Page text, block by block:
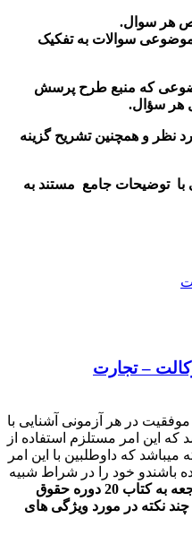
هر سوال.
موضوعی سوالات به تفکیک
که منبع طرح پرسش
هر سؤال.
نظر و همچنین تشریح گزینه
با توضیحات جامع مستند به
در هر آزمونی آشنایی با
این امر مستلزم استفاده از
که داوطلبین با این امر
باشندو خود را در شراط شبیه
جهت سهولت مراجعه به کتاب 20 دوره حقوق
نکته در مورد ویژگی های